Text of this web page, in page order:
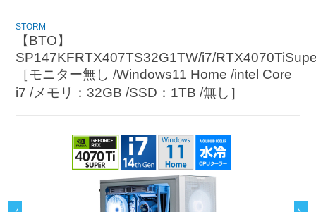
STORM
【BTO】
SP147KFRTX407TS32G1TW/i7/
［モニター無し /Windows11 Home /intel Core
i7 /メモリ：32GB /SSD：1TB /無し］